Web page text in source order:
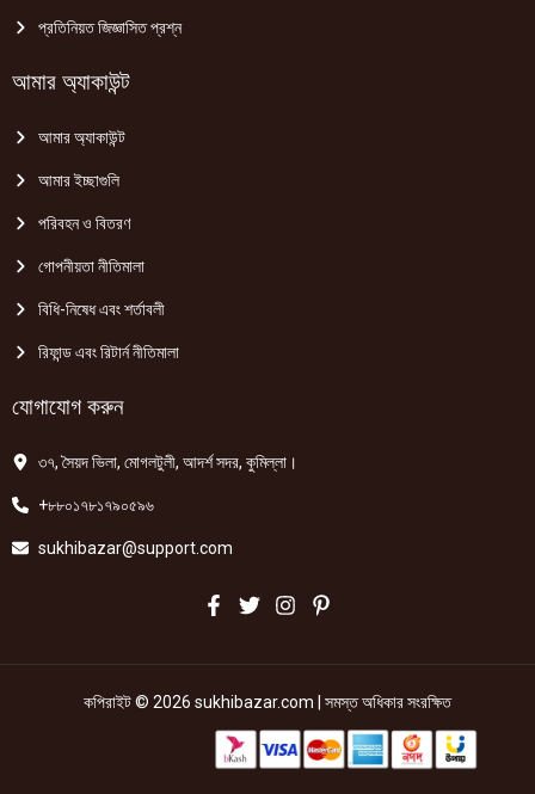
প্রতিনিয়ত জিজ্ঞাসিত প্রশ্ন
আমার অ্যাকাউন্ট
আমার অ্যাকাউন্ট
আমার ইচ্ছাগুলি
পরিবহন ও বিতরণ
গোপনীয়তা নীতিমালা
বিধি-নিষেধ এবং শর্তাবলী
রিফান্ড এবং রিটার্ন নীতিমালা
যোগাযোগ করুন
৩৭, সৈয়দ ভিলা, মোগলটুলী, আদর্শ সদর, কুমিল্লা।
+৮৮০১৭৮১৭৯০৫৯৬
sukhibazar@support.com
কপিরাইট © 2026 sukhibazar.com | সমস্ত অধিকার সংরক্ষিত